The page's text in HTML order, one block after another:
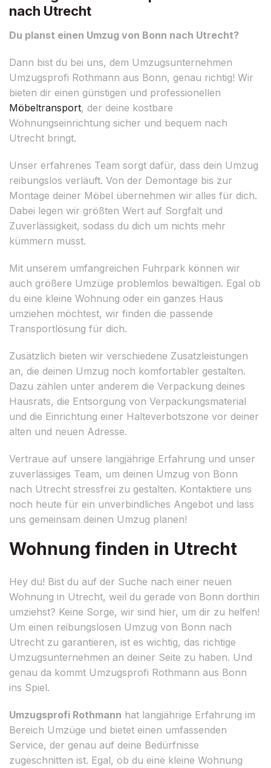
nach Utrecht
Du planst einen Umzug von Bonn nach Utrecht?
Dann bist du bei uns, dem Umzugsunternehmen
Umzugsprofi Rothmann aus Bonn, genau richtig! Wir
bieten dir einen günstigen und professionellen
Möbeltransport, der deine kostbare
Wohnungseinrichtung sicher und bequem nach
Utrecht bringt.
Unser erfahrenes Team sorgt dafür, dass dein Umzug
reibungslos verläuft. Von der Demontage bis zur
Montage deiner Möbel übernehmen wir alles für dich.
Dabei legen wir größten Wert auf Sorgfalt und
Zuverlässigkeit, sodass du dich um nichts mehr
kümmern musst.
Mit unserem umfangreichen Fuhrpark können wir
auch größere Umzüge problemlos bewältigen. Egal ob
du eine kleine Wohnung oder ein ganzes Haus
umziehen möchtest, wir finden die passende
Transportlösung für dich.
Zusätzlich bieten wir verschiedene Zusatzleistungen
an, die deinen Umzug noch komfortabler gestalten.
Dazu zählen unter anderem die Verpackung deines
Hausrats, die Entsorgung von Verpackungsmaterial
und die Einrichtung einer Halteverbotszone vor deiner
alten und neuen Adresse.
Vertraue auf unsere langjährige Erfahrung und unser
zuverlässiges Team, um deinen Umzug von Bonn
nach Utrecht stressfrei zu gestalten. Kontaktiere uns
noch heute für ein unverbindliches Angebot und lass
uns gemeinsam deinen Umzug planen!
Wohnung finden in Utrecht
Hey du! Bist du auf der Suche nach einer neuen
Wohnung in Utrecht, weil du gerade von Bonn dorthin
umziehst? Keine Sorge, wir sind hier, um dir zu helfen!
Um einen reibungslosen Umzug von Bonn nach
Utrecht zu garantieren, ist es wichtig, das richtige
Umzugsunternehmen an deiner Seite zu haben. Und
genau da kommt Umzugsprofi Rothmann aus Bonn
ins Spiel.
Umzugsprofi Rothmann hat langjährige Erfahrung im
Bereich Umzüge und bietet einen umfassenden
Service, der genau auf deine Bedürfnisse
zugeschnitten ist. Egal, ob du eine kleine Wohnung